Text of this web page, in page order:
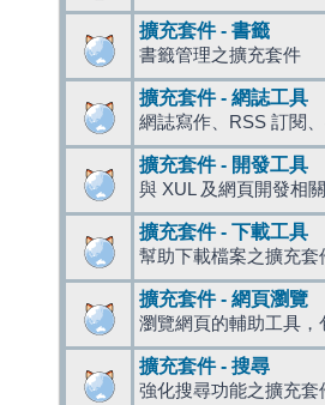
擴充套件 - 書籤
書籤管理之擴充套件
擴充套件 - 網誌工具
網誌寫作、RSS 訂閱
擴充套件 - 開發工具
與 XUL 及網頁開發相
擴充套件 - 下載工具
幫助下載檔案之擴充套
擴充套件 - 網頁瀏覽
瀏覽網頁的輔助工具，
擴充套件 - 搜尋
強化搜尋功能之擴充套